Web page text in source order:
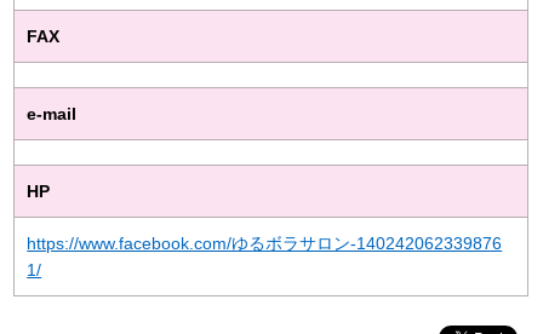
FAX
e-mail
HP
https://www.facebook.com/ゆるボラサロン-140242062339876
1/